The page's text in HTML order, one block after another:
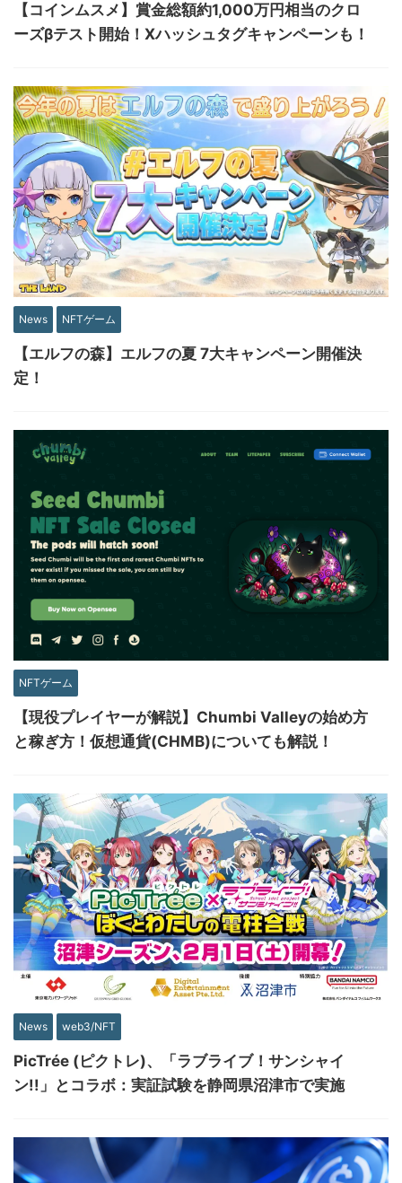
【コインムスメ】賞金総額約1,000万円相当のクロ
ーズβテスト開始！Xハッシュタグキャンペーンも！
News NFTゲーム
【エルフの森】エルフの夏 7大キャンペーン開催決
定！
NFTゲーム
【現役プレイヤーが解説】Chumbi Valleyの始め方
と稼ぎ方！仮想通貨(CHMB)についても解説！
News web3/NFT
PicTrée (ピクトレ)、「ラブライブ！サンシャイ
ン!!」とコラボ：実証試験を静岡県沼津市で実施